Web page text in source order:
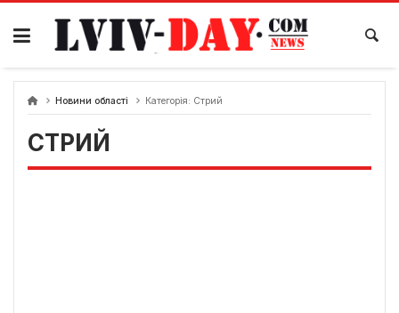
Skip
content
Новини області Категорія: Стрий
СТРИЙ